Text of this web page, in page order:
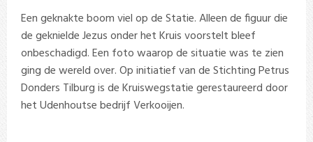
Een geknakte boom viel op de Statie. Alleen de figuur die
de geknielde Jezus onder het Kruis voorstelt bleef
onbeschadigd. Een foto waarop de situatie was te zien
ging de wereld over. Op initiatief van de Stichting Petrus
Donders Tilburg is de Kruiswegstatie gerestaureerd door
het Udenhoutse bedrijf Verkooijen.